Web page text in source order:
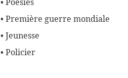
• Poésies
• Première guerre mondiale
• Jeunesse
• Policier